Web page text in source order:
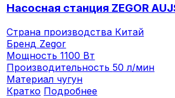
Насосная станция ZEGOR
Страна производства Китай
Бренд Zegor
Мощность1100 Вт
Производительность50 л/мин
Материал чугун
Кратко Подробнее